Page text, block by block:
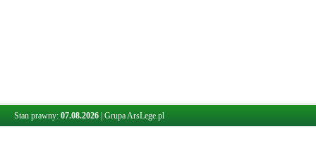
Stan prawny: 07.08.2026 Grupa ArsLege.pl